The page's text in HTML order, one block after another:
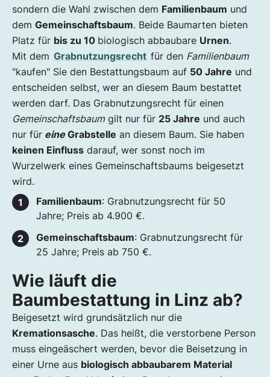
sondern die Wahl zwischen dem Familienbaum und
dem Gemeinschaftsbaum. Beide Baumarten bieten
Platz für bis zu 10 biologisch abbaubare Urnen.
Mit dem Grabnutzungsrecht für den Familienbaum
"kaufen" Sie den Bestattungsbaum auf 50 Jahre und
entscheiden selbst, wer an diesem Baum bestattet
werden darf. Das Grabnutzungsrecht für einen
Gemeinschaftsbaumgilt nur für 25 Jahre und auch
nur für eineGrabstelle an diesem Baum. Sie haben
keinen Einfluss darauf, wer sonst noch im
Wurzelwerk eines Gemeinschaftsbaums beigesetzt
wird.
Familienbaum: Grabnutzungsrecht für 50
Jahre; Preis ab 4.900 €.
Gemeinschaftsbaum: Grabnutzungsrecht für
25 Jahre; Preis ab 750 €.
Wie läuft die
Baumbestattung in Linz ab?
Beigesetzt wird grundsätzlich nur die
Kremationsasche. Das heißt, die verstorbene Person
muss eingeäschert werden, bevor die Beisetzung in
einer Urne aus biologisch abbaubarem Material